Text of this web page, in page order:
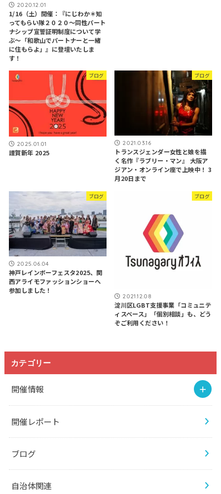
2020.12.01
1/16（土）開催：『にじわか＊知
ってもらい隊２０２０〜同性パート
ナシップ宣誓証明制度について学
ぶ〜「和歌山でパートナーと一緒
に住もらよ」』に登壇いたしま
す！
ブログ
2025.01.01
謹賀新年 2025
ブログ
2021.03.16
トランスジェンダー女性と娘を描
く名作『ラブリー・マン』 大阪ア
ジアン・オンライン座で上映中！ 3
月20日まで
ブログ
2025.06.04
神戸レインボーフェスタ2025、関
西アライモファッションショーへ
参加しました！
ブログ
2021.12.08
淀川区LGBT支援事業「コミュニテ
ィスペース」「個別相談」も、どう
ぞご利用ください！
カテゴリー
開催情報
開催レポート
ブログ
自治体関連